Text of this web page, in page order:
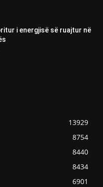
i energjisë së ruajtur në
13929
8754
8440
8434
6901